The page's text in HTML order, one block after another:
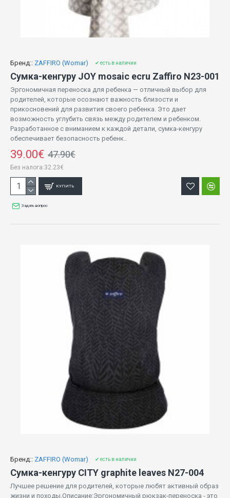
Бренд:: ZAFFIRO (Womar) ✔ есть в наличии
Сумка-кенгуру JOY mosaic ecru Zaffiro N23-001
Эргономичная переноска для ребенка — отличный выбор для
родителей, которые осознают важность близости и
прикосновений для развития своего ребенка. Это дает
возможность углубить связь между родителем и ребенком.
Разработанное с вниманием к каждой детали, сумка-кенгуру
обеспечивает безопасность ребенк..
39.00€ 47.90€
Без налога:32.23€
КУПИТЬ
Задать вопрос
Бренд:: ZAFFIRO (Womar) ✔ есть в наличии
Сумка-кенгуру CITY graphite leaves N27-004
Лучшее решение для родителей, которые любят активный образ
жизни и походы.Описание:Эргономичный рюкзак-переноска - это